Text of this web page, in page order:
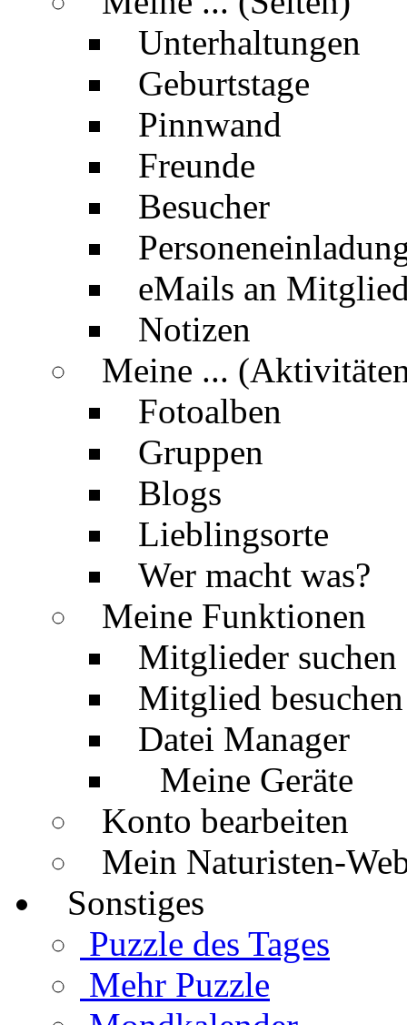
Unterhaltungen
Geburtstage
Pinnwand
Freunde
Besucher
eMails an
Notizen
Meine ...
Fotoalben
Gruppen
Blogs
Lieblingsorte
Wer macht was?
Meine Funktionen
Mitglieder suchen
Mitglied besuchen
Datei Manager
Meine Geräte
Konto bearbeiten
Mein Naturisten-
Sonstiges
Puzzle des Tages
Mehr Puzzle